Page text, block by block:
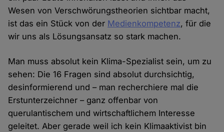
Wesen von Verschwörungstheorien sichtbar macht,
ist das ein Stück von der Medienkompetenz, für die
wir uns als Lösungsansatz so stark machen.
Man muss absolut kein Klima-Spezialist sein, um zu
sehen: Die 16 Fragen sind absolut durchsichtig,
desinformierend und – man recherchiere mal die
Erstunterzeichner – ganz offenbar von
querulantischem und wirtschaftlichem Interesse
geleitet. Aber gerade weil ich kein Klimaaktivist bin